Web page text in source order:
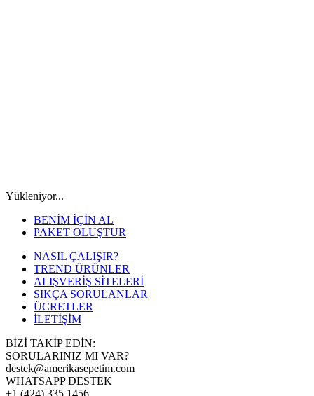
Yükleniyor...
BENİM İÇİN AL
PAKET OLUŞTUR
NASIL ÇALIŞIR?
TREND ÜRÜNLER
ALIŞVERİŞ SİTELERİ
SIKÇA SORULANLAR
ÜCRETLER
İLETİŞİM
BİZİ TAKİP EDİN:
SORULARINIZ MI VAR?
destek@amerikasepetim.com
WHATSAPP DESTEK
+1 (424) 335 1456